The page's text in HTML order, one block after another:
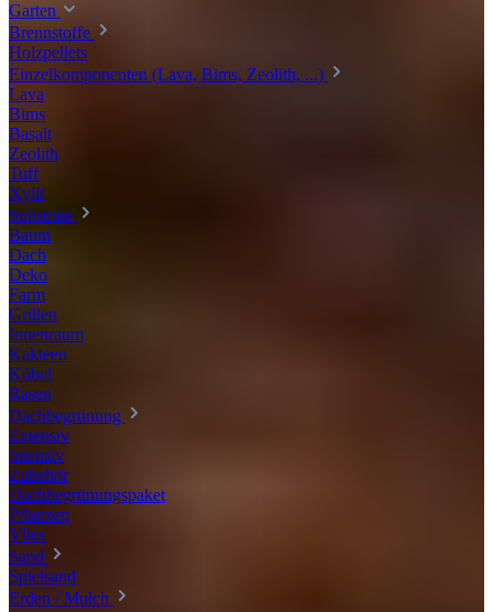
Garten
Brennstoffe
Holzpellets
Einzelkomponenten (Lava, Bims, Zeolith, ...)
Lava
Bims
Basalt
Zeolith
Tuff
Xylit
Substrate
Baum
Dach
Deko
Farm
Grillen
Innenraum
Kakteen
Kübel
Rasen
Dachbegrünung
Extensiv
Intensiv
Zubehör
Dachbegrünungspaket
Pflanzen
Vlies
Sand
Spielsand
Erden / Mulch